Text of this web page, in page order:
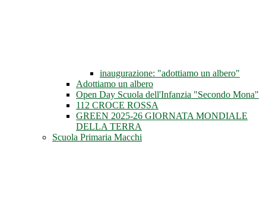
inaugurazione: "adottiamo un albero"
Adottiamo un albero
Open Day Scuola dell'Infanzia "Secondo Mona"
112 CROCE ROSSA
GREEN 2025-26 GIORNATA MONDIALE
DELLA TERRA
Scuola Primaria Macchi